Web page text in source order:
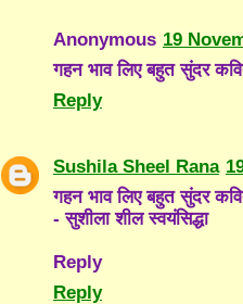
Anonymous 19
गहन भाव लिए बहुत सुंदर
Reply
Sushila Sheel Rana
गहन भाव लिए बहुत सुंदर
- सुशीला शील स्वयंसिद्धा
Reply
Reply